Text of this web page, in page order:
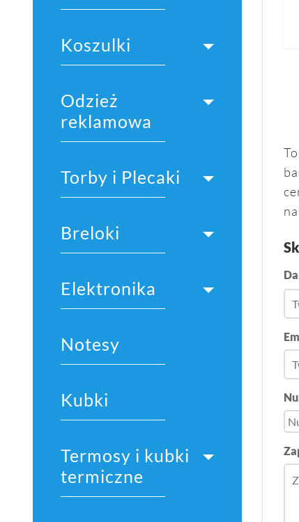
Koszulki
Odzież
reklamowa
Torby i Plecaki
Breloki
Elektronika
Notesy
Kubki
Termosy i kubki
termiczne